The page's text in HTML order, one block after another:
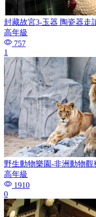
封藏故宮3-玉器 陶瓷器走
高年級
757
1
野生動物樂園-非洲動物觀
高年級
1910
0